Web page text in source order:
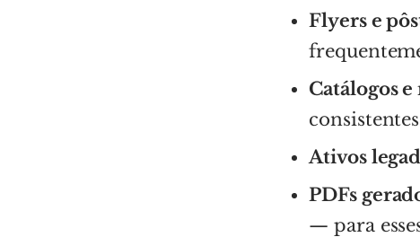
Flyers e
Catálogos
consistentes
Ativos
PDFs
— para